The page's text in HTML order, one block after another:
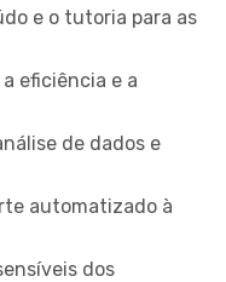
e o tutoria para as
eficiência e a
de dados e
automatizado à
dos